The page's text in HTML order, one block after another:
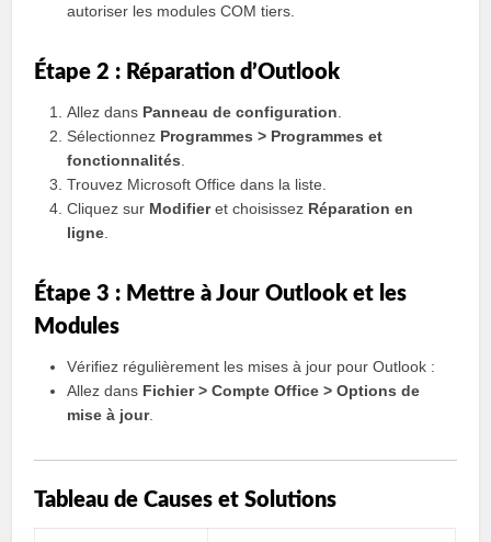
autoriser les modules COM tiers.
Étape 2 : Réparation d’Outlook
Allez dans Panneau de configuration
Sélectionnez Programmes > Programmes et
fonctionnalités
Trouvez Microsoft Office dans la liste.
Cliquez sur Modifieret choisissez Réparation en
ligne
Étape 3 : Mettre à Jour Outlook et les
Modules
Vérifiez régulièrement les mises à jour pour Outlook :
Allez dans Fichier > Compte Office > Options de
mise à jour.
Tableau de Causes et Solutions